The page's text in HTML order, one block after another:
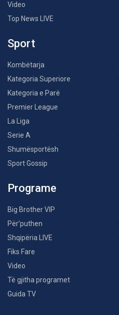
Video
Top News LIVE
Sport
Kombëtarja
Kategoria Superiore
Kategoria e Parë
Premier League
La Liga
Serie A
Shumësportësh
Sport Gossip
Programe
Big Brother VIP
Për’puthen
Shqipëria LIVE
Fiks Fare
Video
Të gjitha programet
Guida TV